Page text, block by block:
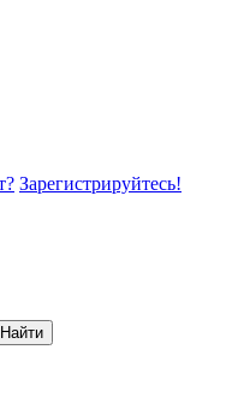
Зарегистрируйтесь!
Найти